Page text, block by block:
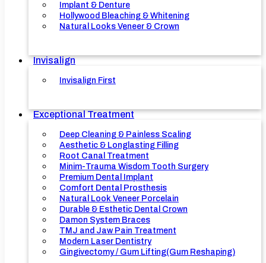
Implant & Denture
Hollywood Bleaching & Whitening
Natural Looks Veneer & Crown
Invisalign
Invisalign First
Exceptional Treatment
Deep Cleaning & Painless Scaling
Aesthetic & Longlasting Filling
Root Canal Treatment
Minim-Trauma Wisdom Tooth Surgery
Premium Dental Implant
Comfort Dental Prosthesis
Natural Look Veneer Porcelain
Durable & Esthetic Dental Crown
Damon System Braces
TMJ and Jaw Pain Treatment
Modern Laser Dentistry
Gingivectomy / Gum Lifting(Gum Reshaping)